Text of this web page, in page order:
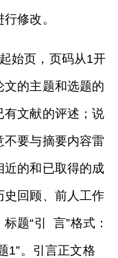
修改。
始页，页码从1开
的主题和选题的
文献的评述；说
要与摘要内容雷
近的和已取得的成
回顾、前人工作
题“引 言”格式：
1”。引言正文格